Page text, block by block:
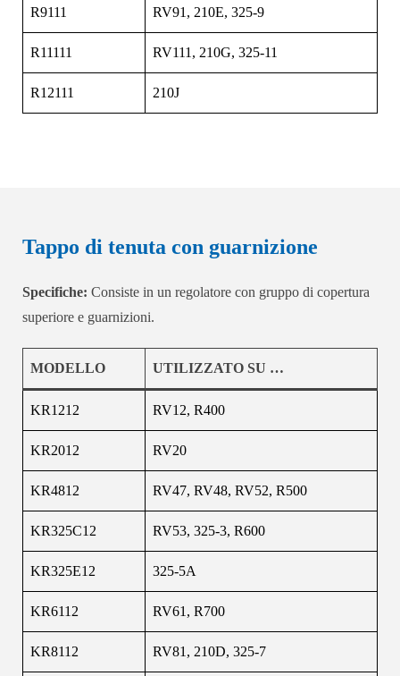
R9111 RV91, 210E, 325-9
R11111 RV111, 210G, 325-11
R12111 210J
Tappo di tenuta con guarnizione
Specifiche: Consiste in un regolatore con gruppo di copertura
superiore e guarnizioni.
MODELLO UTILIZZATO SU …
KR1212 RV12, R400
KR2012 RV20
KR4812 RV47, RV48, RV52, R500
KR325C12 RV53, 325-3, R600
KR325E12 325-5A
KR6112 RV61, R700
KR8112 RV81, 210D, 325-7